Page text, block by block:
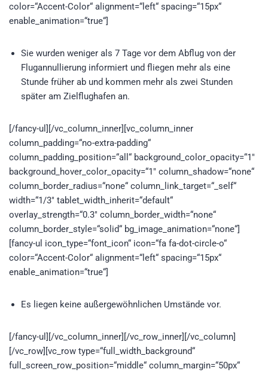
color=“Accent-Color“ alignment=“left“ spacing=“15px“
enable_animation=“true“]
Sie wurden weniger als 7 Tage vor dem Abflug von der
Flugannullierung informiert und fliegen mehr als eine
Stunde früher ab und kommen mehr als zwei Stunden
später am Zielflughafen an.
[/fancy-ul][/vc_column_inner][vc_column_inner
column_padding=“no-extra-padding“
column_padding_position=“all“ background_color_opacity=“1″
background_hover_color_opacity=“1″ column_shadow=“none“
column_border_radius=“none“ column_link_target=“_self“
width=“1/3″ tablet_width_inherit=“default“
overlay_strength=“0.3″ column_border_width=“none“
column_border_style=“solid“ bg_image_animation=“none“]
[fancy-ul icon_type=“font_icon“ icon=“fa fa-dot-circle-o“
color=“Accent-Color“ alignment=“left“ spacing=“15px“
enable_animation=“true“]
Es liegen keine außergewöhnlichen Umstände vor.
[/fancy-ul][/vc_column_inner][/vc_row_inner][/vc_column]
[/vc_row][vc_row type=“full_width_background“
full_screen_row_position=“middle“ column_margin=“50px“